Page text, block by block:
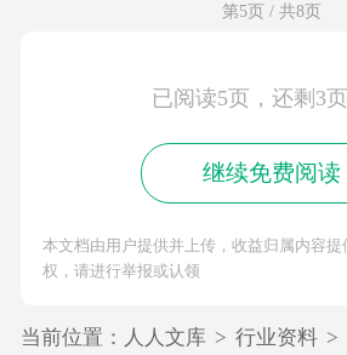
第5页 / 共8页
已阅读5页，还剩3
继续免费阅读
本文档由用户提供并上传，收益归属内容
权，请进行举报或认领
当前位置： 人人文库 > 行业资料 >